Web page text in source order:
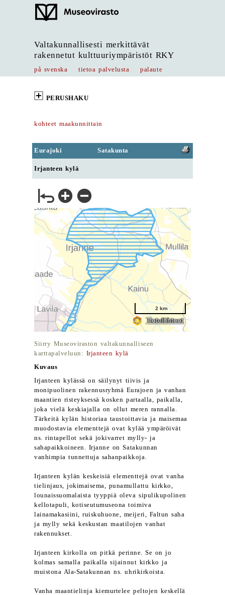
Valtakunnallisesti merkittävät
rakennetut kulttuuriympäristöt RKY
på svenska tietoa palvelusta palaute
PERUSHAKU
kohteet maakunnittain
Eurajoki Satakunta
Irjanteen kylä
Siirry Museoviraston valtakunnalliseen
karttapalveluun: Irjanteen kylä
Kuvaus
Irjanteen kylässä on säilynyt tiivis ja
monipuolinen rakennusryhmä Eurajoen ja vanhan
maantien risteyksessä kosken partaalla, paikalla,
joka vielä keskiajalla on ollut meren rannalla.
Tärkeitä kylän historiaa taustoittavia ja maisemaa
muodostavia elementtejä ovat kylää ympäröivät
ns. rintapellot sekä jokivarret mylly- ja
sahapaikkoineen. Irjanne on Satakunnan
vanhimpia tunnettuja sahanpaikkoja.
Irjanteen kylän keskeisiä elementtejä ovat vanha
tielinjaus, jokimaisema, punamullattu kirkko,
lounaissuomalaista tyyppiä oleva sipulikupolinen
kellotapuli, kotiseutumuseona toimiva
lainamakasiini, ruiskuhuone, meijeri, Faltun saha
ja mylly sekä keskustan maatilojen vanhat
rakennukset.
Irjanteen kirkolla on pitkä perinne. Se on jo
kolmas samalla paikalla sijainnut kirkko ja
muistona Ala-Satakunnan ns. uhrikirkoista.
Vanha maantielinja kiemurtelee peltojen keskellä